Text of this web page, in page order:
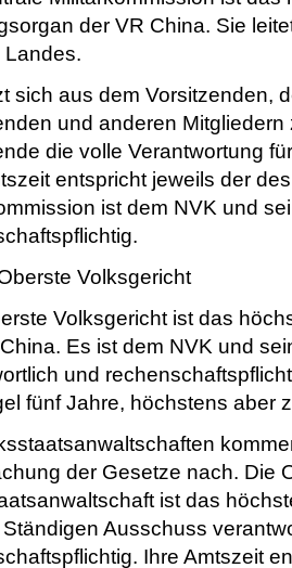
der VR China. Sie
sich aus dem Vorsitzenden,
und anderen
die volle Verantwortung
entspricht jeweils der
ist dem NVK und
Volksgericht
Volksgericht ist das
Es ist dem NVK und
und
fünf Jahre, höchstens aber
der Gesetze nach. Die
ist das
Ausschuss
Ihre Amtszeit